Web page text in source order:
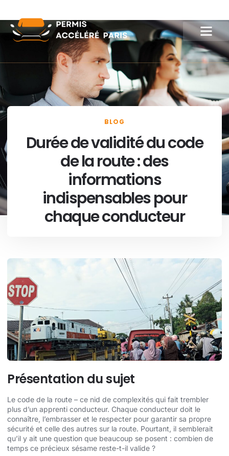
BLOG
Durée de validité du code
de la route : des
informations
indispensables pour
chaque conducteur
Présentation du sujet
Le code de la route – ce nid de complexités qui fait trembler
plus d’un apprenti conducteur. Chaque conducteur doit le
connaître, l’embrasser et le respecter pour garantir sa propre
sécurité et celle des autres sur la route. Pourtant, il semblerait
qu’il y ait une question que beaucoup se posent : combien de
temps ce précieux sésame reste-t-il valide ?